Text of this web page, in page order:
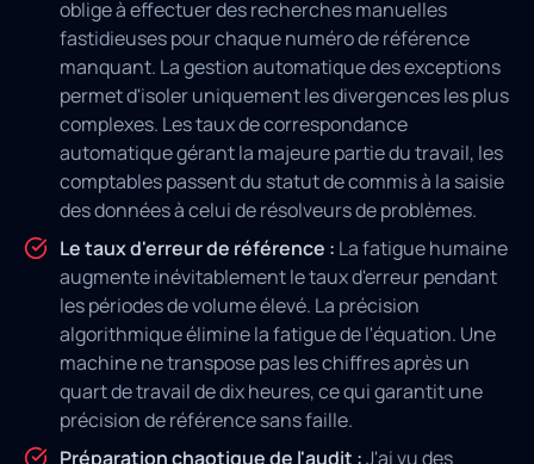
oblige à effectuer des recherches manuelles
fastidieuses pour chaque numéro de référence
manquant. La gestion automatique des exceptions
permet d'isoler uniquement les divergences les plus
complexes. Les taux de correspondance
automatique gérant la majeure partie du travail, les
comptables passent du statut de commis à la saisie
des données à celui de résolveurs de problèmes.
Le taux d'erreur de référence : La fatigue humaine
augmente inévitablement le taux d'erreur pendant
les périodes de volume élevé. La précision
algorithmique élimine la fatigue de l'équation. Une
machine ne transpose pas les chiffres après un
quart de travail de dix heures, ce qui garantit une
précision de référence sans faille.
Préparation chaotique de l'audit :J'ai vu des